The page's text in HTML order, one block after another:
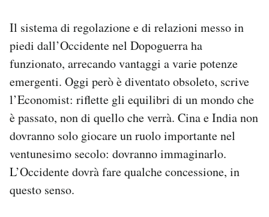
Il sistema di regolazione e di relazioni messo in
piedi dall’Occidente nel Dopoguerra ha
funzionato, arrecando vantaggi a varie potenze
emergenti. Oggi però è diventato obsoleto, scrive
l’Economist: riflette gli equilibri di un mondo che
è passato, non di quello che verrà. Cina e India non
dovranno solo giocare un ruolo importante nel
ventunesimo secolo: dovranno immaginarlo.
L’Occidente dovrà fare qualche concessione, in
questo senso.